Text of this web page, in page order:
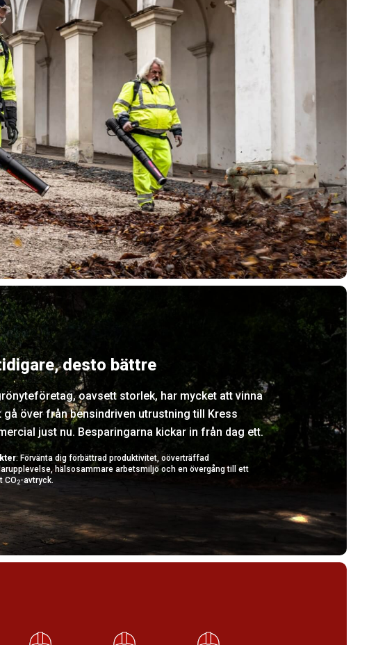
desto bättre
oavsett storlek, har mycket att vinna
gå över från bensindriven utrustning till Kress
just nu. Besparingarna kickar in från dag ett.
: Förvänta dig förbättrad produktivitet, oöverträffad
hälsosammare arbetsmiljö och en övergång till ett
CO2-avtryck.